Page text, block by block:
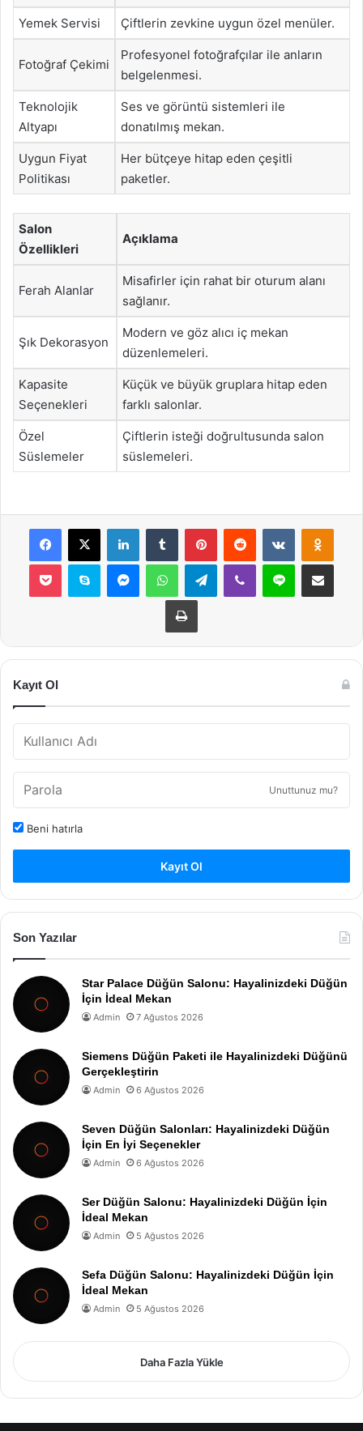
Yemek Servisi Çiftlerin zevkine uygun özel menüler.
Fotoğraf Çekimi
Profesyonel fotoğrafçılar ile anların
belgelenmesi.
Teknolojik
Altyapı
Ses ve görüntü sistemleri ile
donatılmış mekan.
Uygun Fiyat
Politikası
Her bütçeye hitap eden çeşitli
paketler.
Salon
Özellikleri
Açıklama
Ferah Alanlar
Misafirler için rahat bir oturum alanı
sağlanır.
Şık Dekorasyon
Modern ve göz alıcı iç mekan
düzenlemeleri.
Kapasite
Seçenekleri
Küçük ve büyük gruplara hitap eden
farklı salonlar.
Özel
Süslemeler
Çiftlerin isteği doğrultusunda salon
süslemeleri.
Facebook
X LinkedInTumblr PinterestReddit VKontakte
Pocket Skype MessengerWhatsAppTelegramViber Line E-Posta ile
Yazdır
Kayıt Ol
Unuttunuz mu?
Beni hatırla
Kayıt Ol
Son Yazılar
Star Palace Düğün Salonu: Hayalinizdeki Düğün
İçin İdeal Mekan
Admin 7 Ağustos 2026
Siemens Düğün Paketi ile Hayalinizdeki Düğünü
Gerçekleştirin
Admin 6 Ağustos 2026
Seven Düğün Salonları: Hayalinizdeki Düğün
İçin En İyi Seçenekler
Admin 6 Ağustos 2026
Ser Düğün Salonu: Hayalinizdeki Düğün İçin
İdeal Mekan
Admin 5 Ağustos 2026
Sefa Düğün Salonu: Hayalinizdeki Düğün İçin
İdeal Mekan
Admin 5 Ağustos 2026
Daha Fazla Yükle